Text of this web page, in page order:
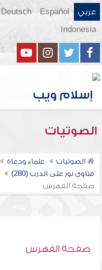
عربي Español
Deutsch
Indonesia
الصوتيات
الصوتيات علماء ودعاة
فتاوى نور على الدرب (280)
صفحة الفهرس
صفحة الفهرس